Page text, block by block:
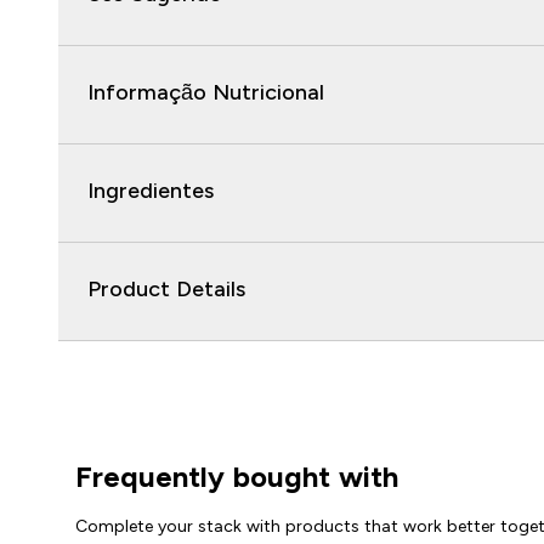
Informação Nutricional
Ingredientes
Product Details
Frequently bought with
Complete your stack with products that work better